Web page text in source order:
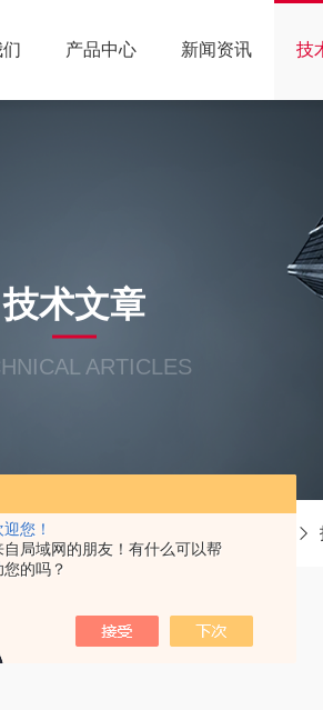
您！
自局域网的朋友！有什么可以帮
您的吗？
产品中心 新闻资讯 技
技术文章
ARTICLES